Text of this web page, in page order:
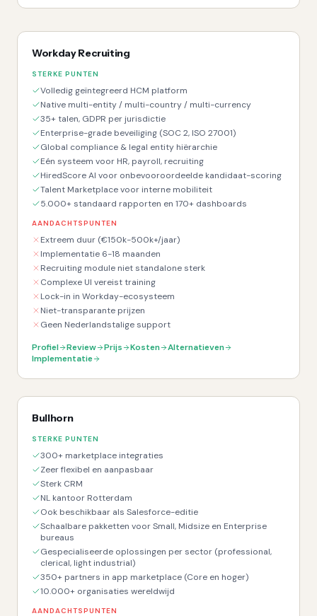
Workday Recruiting
STERKE PUNTEN
Volledig geïntegreerd HCM platform
Native multi-entity / multi-country / multi-currency
35+ talen, GDPR per jurisdictie
Enterprise-grade beveiliging (SOC 2, ISO 27001)
Global compliance & legal entity hiërarchie
Eén systeem voor HR, payroll, recruiting
HiredScore AI voor onbevooroordeelde kandidaat-scoring
Talent Marketplace voor interne mobiliteit
5.000+ standaard rapporten en 170+ dashboards
AANDACHTSPUNTEN
Extreem duur (€150k-500k+/jaar)
Implementatie 6-18 maanden
Recruiting module niet standalone sterk
Complexe UI vereist training
Lock-in in Workday-ecosysteem
Niet-transparante prijzen
Geen Nederlandstalige support
Profiel
Review Prijs Kosten
Alternatieven
Implementatie
Bullhorn
STERKE PUNTEN
300+ marketplace integraties
Zeer flexibel en aanpasbaar
Sterk CRM
NL kantoor Rotterdam
Ook beschikbaar als Salesforce-editie
Schaalbare pakketten voor Small, Midsize en Enterprise
bureaus
Gespecialiseerde oplossingen per sector (professional,
clerical, light industrial)
350+ partners in app marketplace (Core en hoger)
10.000+ organisaties wereldwijd
AANDACHTSPUNTEN